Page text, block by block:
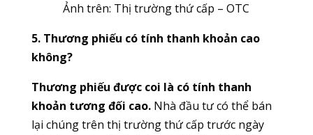
Ảnh trên: Thị trường thứ cấp – OTC
5. Thương phiếu có tính thanh khoản cao
không?
Thương phiếu được coi là có tính thanh
khoản tương đối cao.Nhà đầu tư có thể bán
lại chúng trên thị trường thứ cấp trước ngày